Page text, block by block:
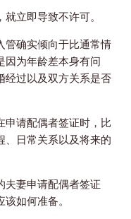
立即导致不许可。
管确实倾向于比通常情
因为年龄差本身有问
经过以及双方关系是否
申请配偶者签证时，比
、日常关系以及将来的
夫妻申请配偶者签证
如何准备。